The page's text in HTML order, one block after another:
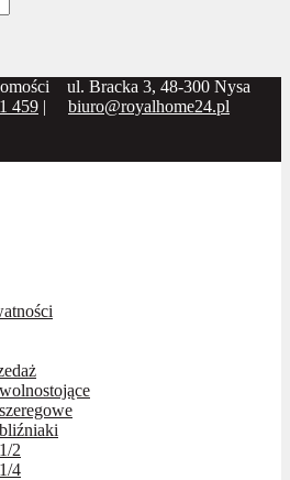
ul. Bracka 3, 48-300 Nysa
459 | biuro@royalhome24.pl
2
4